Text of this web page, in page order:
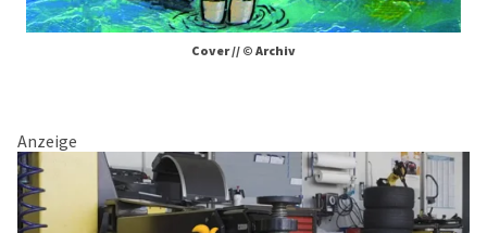
Cover // © Archiv
Anzeige